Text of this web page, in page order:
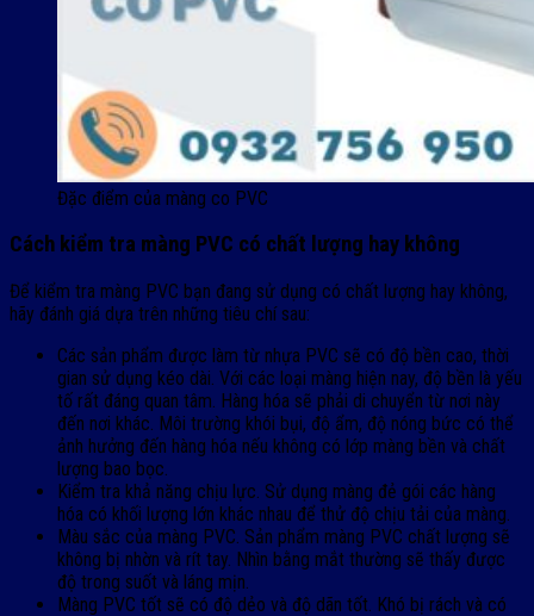
Đặc điểm của màng co PVC
Cách kiểm tra màng PVC có chất lượng hay không
Để kiểm tra màng PVC bạn đang sử dụng có chất lượng hay không,
hãy đánh giá dựa trên những tiêu chí sau:
Các sản phẩm được làm từ nhựa PVC sẽ có độ bền cao, thời
gian sử dụng kéo dài. Với các loại màng hiện nay, độ bền là yếu
tố rất đáng quan tâm. Hàng hóa sẽ phải di chuyển từ nơi này
đến nơi khác. Môi trường khói bụi, độ ẩm, độ nóng bức có thể
ảnh hưởng đến hàng hóa nếu không có lớp màng bền và chất
lượng bao bọc.
Kiểm tra khả năng chịu lực. Sử dụng màng đẻ gói các hàng
hóa có khối lượng lớn khác nhau để thử độ chịu tải của màng.
Màu sắc của màng PVC. Sản phẩm màng PVC chất lượng sẽ
không bị nhờn và rít tay. Nhìn bằng mắt thường sẽ thấy được
độ trong suốt và láng mịn.
Màng PVC tốt sẽ có độ dẻo và độ dãn tốt. Khó bị rách và có